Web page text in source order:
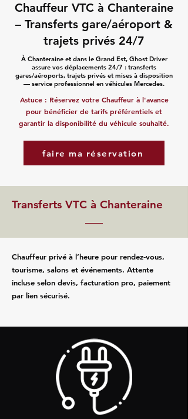
Chauffeur VTC à Chanteraine
– Transferts gare/aéroport &
trajets privés 24/7
À Chanteraine et dans le Grand Est, Ghost Driver
assure vos déplacements 24/7 : transferts
gares/aéroports, trajets privés et mises à disposition
— service professionnel en véhicules Mercedes.
Astuce : Réservez votre Chauffeur à l'avance
pour bénéficier de tarifs préférentiels et
garantir la disponibilité du véhicule souhaité.
faire ma réservation
Transferts VTC à Chanteraine
Chauffeur privé à l’heure pour rendez‑vous,
tourisme, salons et événements. Attente
incluse selon devis, facturation pro, paiement
par lien sécurisé.